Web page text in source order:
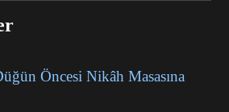
Öncesi Nikâh Masasına